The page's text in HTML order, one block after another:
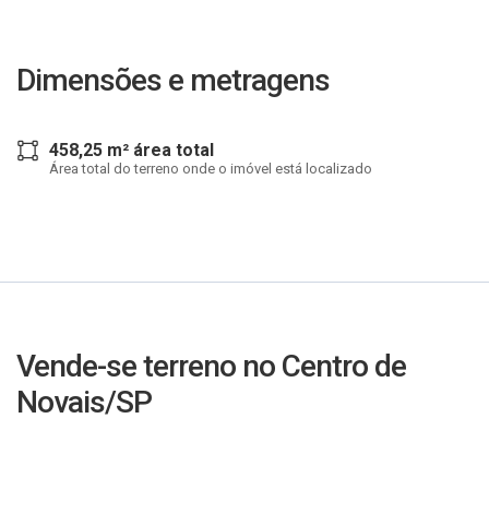
Dimensões e metragens
458,25 m² área total
Área total do terreno onde o imóvel está localizado
Vende-se terreno no Centro de
Novais/SP